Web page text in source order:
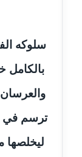
سلوكه
بالكامل
ترسم في
ليخلصها